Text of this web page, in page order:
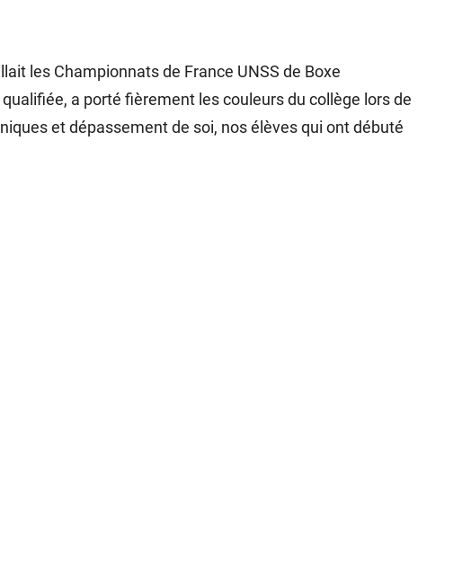
les Championnats de France UNSS de Boxe
a porté fièrement les couleurs du collège lors de
et dépassement de soi, nos élèves qui ont débuté